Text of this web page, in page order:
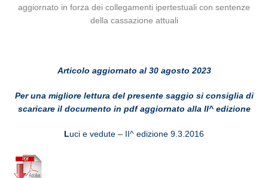
aggiornato in forza dei collegamenti ipertestuali con sentenze
della cassazione attuali
Articolo aggiornato al 30 agosto 2023
Per una migliore lettura del presente saggio si consiglia di
scaricare il documento in pdf aggiornato alla II^ edizione
Luci e vedute – II^ edizione 9.3.2016